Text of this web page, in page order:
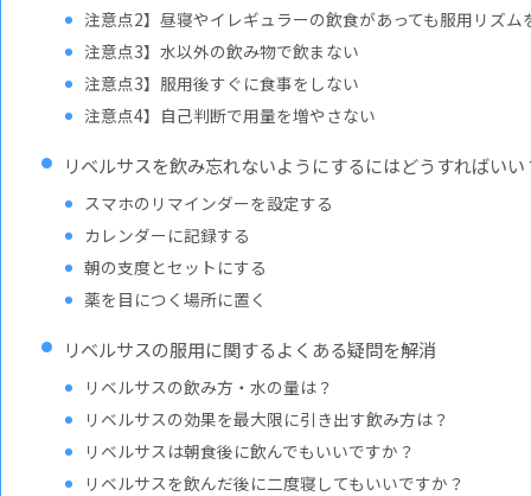
注意点2】昼寝やイレギュラーの飲食があっても服用リズム
注意点3】水以外の飲み物で飲まない
注意点3】服用後すぐに食事をしない
注意点4】自己判断で用量を増やさない
リベルサスを飲み忘れないようにするにはどうすればいい
スマホのリマインダーを設定する
カレンダーに記録する
朝の支度とセットにする
薬を目につく場所に置く
リベルサスの服用に関するよくある疑問を解消
リベルサスの飲み方・水の量は？
リベルサスの効果を最大限に引き出す飲み方は？
リベルサスは朝食後に飲んでもいいですか？
リベルサスを飲んだ後に二度寝してもいいですか？